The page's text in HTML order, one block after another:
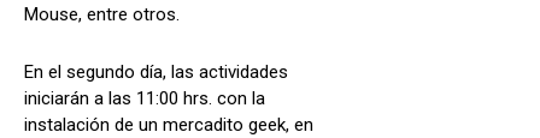
Mouse, entre otros.
En el segundo día, las actividades
iniciarán a las 11:00 hrs. con la
instalación de un mercadito geek, en